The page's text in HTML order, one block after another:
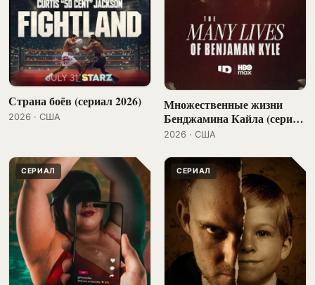
Страна боёв (сериал 2026)
2026 · США
Множественные жизни
Бенджамина Кайла (сериал
2026)
2026 · США
СЕРИАЛ СЕРИАЛ